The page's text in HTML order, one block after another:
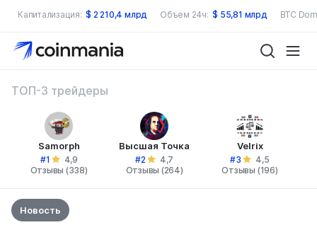
Капитализация: $ 2 210,4 млрд Объем 24ч: $ 55,81 млрд BTC
ТОП-3 трейдеры
Samorph
#1
4,9
Отзывы (338)
Высшая Точка
#2
4,7
Отзывы (264)
Velrix
#3
4,5
Отзывы (196)
Новость